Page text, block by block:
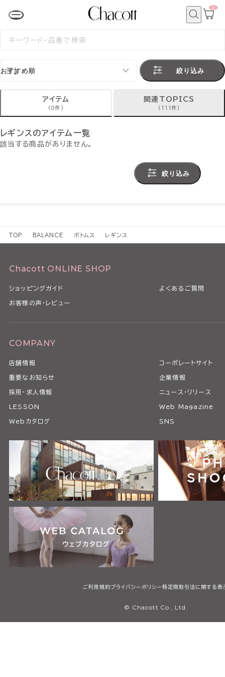
カ
0
検
絞り込み
アイテム
(0件)
関連TOPICS
(111件)
レギンスのアイテム一覧
該当する商品がありません。
絞り込み
TOP BALANCE ボトムス レギンス
Chacott ONLINE SHOP
ショッピングガイド よくあるご質問
お客様の声・レビュー
COMPANY
店舗情報 コーポレートサイト
重要なお知らせ 企業情報
採用・求人情報 ニュース・リリース
LESSON Web Magazine
Webカタログ SNS
ご利用規約プライバシーポリシー特定商取引法に関する表
© Chacott Co., Ltd.